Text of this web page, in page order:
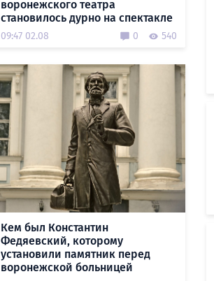
воронежского театра
становилось дурно на спектакле
09:47 02.08 0 540
Кем был Константин
Федяевский, которому
установили памятник перед
воронежской больницей